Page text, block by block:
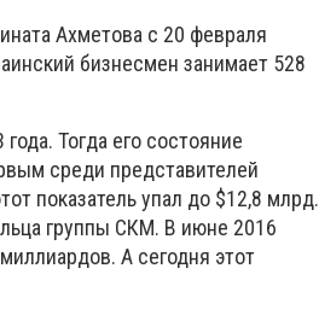
Ахметова с 20 февраля
бизнесмен занимает 528
Тогда его состояние
среди представителей
показатель упал до $12,8 млрд.
группы СКМ. В июне 2016
А сегодня этот